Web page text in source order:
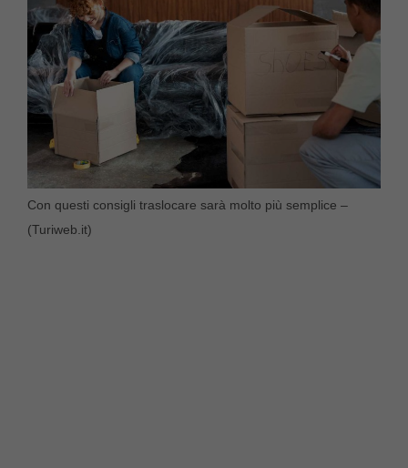
Con questi consigli traslocare sarà molto più semplice –
(Turiweb.it)